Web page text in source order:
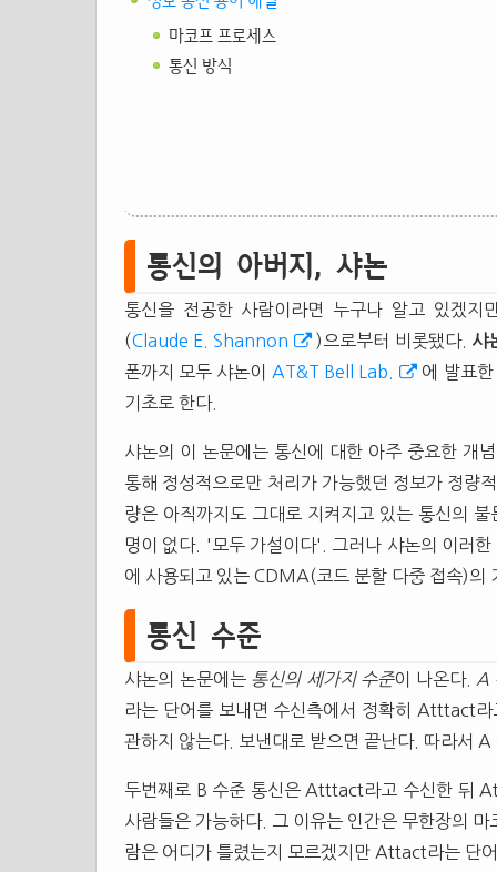
마코프 프로세스
통신 방식
통신의 아버지, 샤논
통신을 전공한 사람이라면 누구나 알고 있겠
(Claude E. Shannon )으로부터 비롯됐다. 샤
폰까지 모두 샤논이
AT&T Bell Lab.
에 발표
기초로 한다.
샤논의 이 논문에는 통신에 대한 아주 중요한 개
통해 정성적으로만 처리가 가능했던 정보가 정량
량은 아직까지도 그대로 지켜지고 있는 통신의
명이 없다. '모두 가설이다'. 그러나 샤논의 이러
에 사용되고 있는 CDMA(코드 분할 다중 접속)의
통신 수준
샤논의 논문에는 통신의 세가지 수준이 나온다.
A
라는 단어를 보내면 수신측에서 정확히 Atttact
관하지 않는다. 보낸대로 받으면 끝난다. 따라서
두번째로 B 수준 통신은 Atttact라고 수신한 뒤
사람들은 가능하다. 그 이유는 인간은 무한장의
람은 어디가 틀렸는지 모르겠지만 Attact라는